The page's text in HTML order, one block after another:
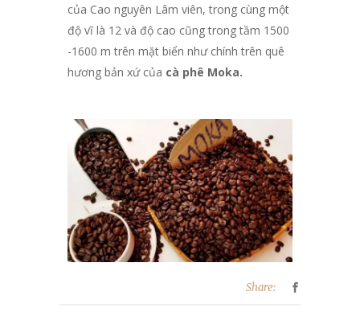
của Cao nguyên Lâm viên, trong cùng một
độ vĩ là 12 và độ cao cũng trong tầm 1500
-1600 m trên mặt biển như chính trên quê
hương bản xứ của cà phê Moka.
Share: